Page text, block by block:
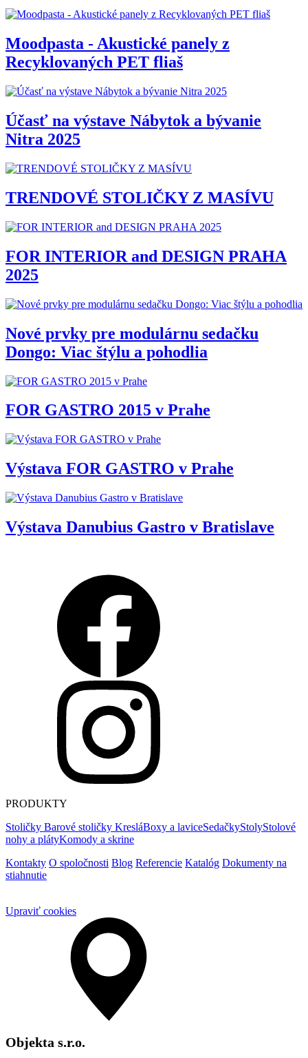
Moodpasta - Akustické panely z
Recyklovaných PET fliaš
Účasť na výstave Nábytok a bývanie
Nitra 2025
TRENDOVÉ STOLIČKY Z MASÍVU
FOR INTERIOR and DESIGN PRAHA
2025
Nové prvky pre modulárnu sedačku
Dongo: Viac štýlu a pohodlia
FOR GASTRO 2015 v Prahe
Výstava FOR GASTRO v Prahe
Výstava Danubius Gastro v Bratislave
PRODUKTY
Stoličky Barové stoličky KresláBoxy a laviceSedačkyStolyStolové
nohy a plátyKomody a skrine
Kontakty O spoločnosti Blog Referencie Katalóg Dokumenty na
stiahnutie
Upraviť cookies
Objekta s.r.o.